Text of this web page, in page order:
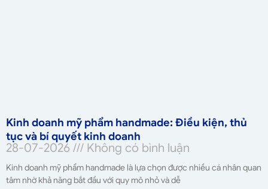
Kinh doanh mỹ phẩm handmade: Điều kiện, thủ
tục và bí quyết kinh doanh
28-07-2026 Không có bình luận
Kinh doanh mỹ phẩm handmade là lựa chọn được nhiều cá nhân quan
tâm nhờ khả năng bắt đầu với quy mô nhỏ và dễ